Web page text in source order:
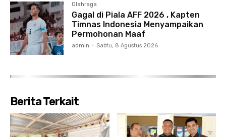
Olahraga
Gagal di Piala AFF 2026 , Kapten
Timnas Indonesia Menyampaikan
Permohonan Maaf
admin - Sabtu, 8 Agustus 2026
Berita Terkait